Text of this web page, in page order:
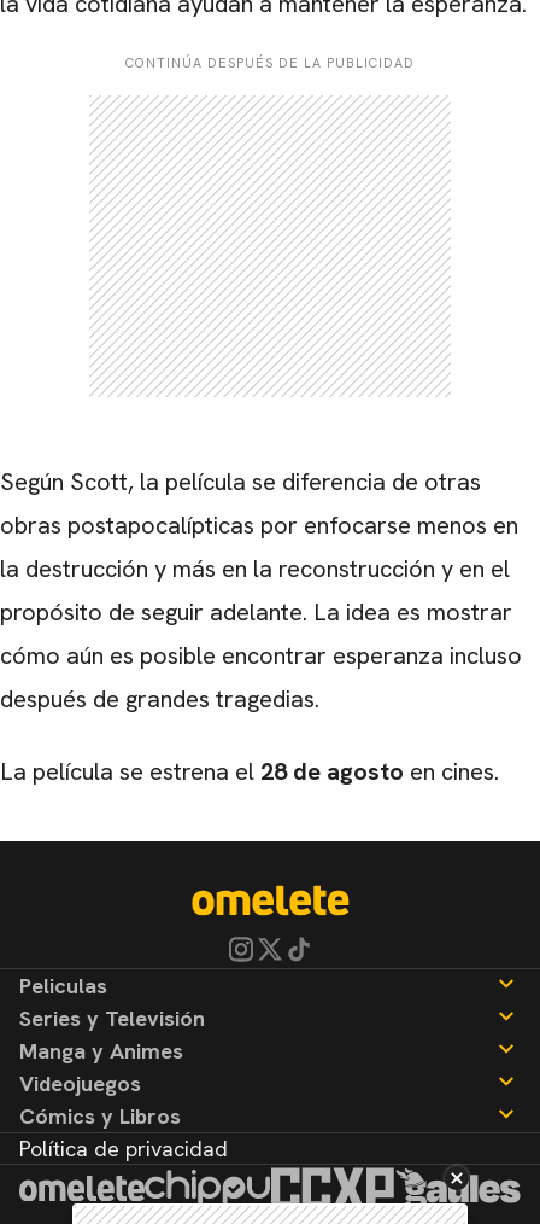
CONTINÚA DESPUÉS DE LA PUBLICIDAD
Según Scott, la película se diferencia de otras
obras postapocalípticas por enfocarse menos en
la destrucción y más en la reconstrucción y en el
propósito de seguir adelante. La idea es mostrar
cómo aún es posible encontrar esperanza incluso
después de grandes tragedias.
La película se estrena el 28 de agosto en cines.
CARREGANDO PUBLICIDADE
Peliculas
Noticias
Reseñas
Series y Televisión
Noticias
Reseñas
Manga y Animes
Noticias
Reseñas
Videojuegos
Noticias
Reseñas
Cómics y Libros
Noticias
Reseñas
Política de privacidad